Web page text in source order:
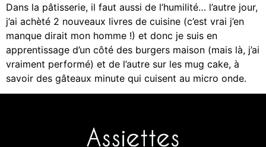
Dans la pâtisserie, il faut aussi de l’humilité… l’autre jour,
j’ai achèté 2 nouveaux livres de cuisine (c’est vrai j’en
manque dirait mon homme !) et donc je suis en
apprentissage d’un côté des burgers maison (mais là, j’ai
vraiment performé) et de l’autre sur les mug cake, à
savoir des gâteaux minute qui cuisent au micro onde.